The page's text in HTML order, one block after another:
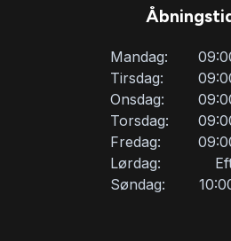
Mandag:
Tirsdag:
Onsdag:
Torsdag:
Fredag:
Lørdag:
Søndag: